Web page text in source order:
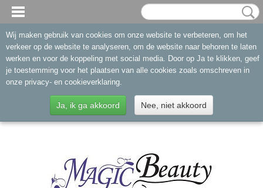
Wij maken gebruik van cookies om onze website te verbeteren, om het
verkeer op de website te analyseren, om de website naar behoren te laten
werken en voor de koppeling met social media. Door op Ja te klikken, geef
je toestemming voor het plaatsen van alle cookies zoals omschreven in
onze privacy- en cookieverklaring.
Ja, ik ga akkoord Nee, niet akkoord